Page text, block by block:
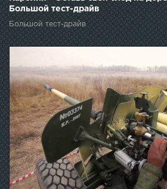
Большой тест-драйв
Большой тест-драйв